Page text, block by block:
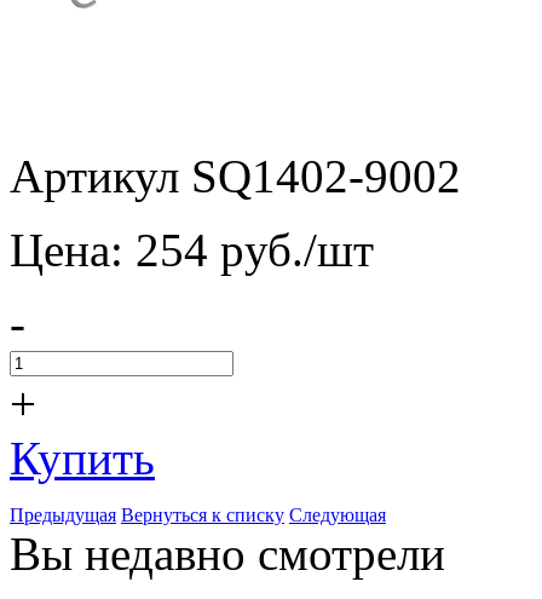
Артикул SQ1402-9002
Цена: 254 pуб./шт
-
+
Купить
Предыдущая Вернуться к списку Следующая
Вы недавно смотрели